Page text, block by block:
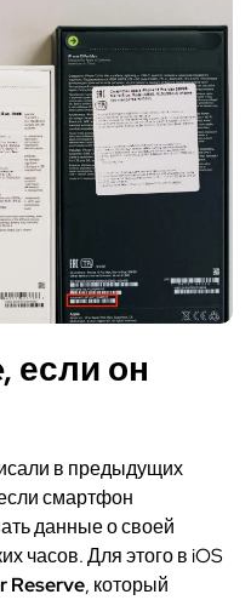
если он
в предыдущих
смартфон
данные о своей
часов. Для этого в iOS
Reserve, который